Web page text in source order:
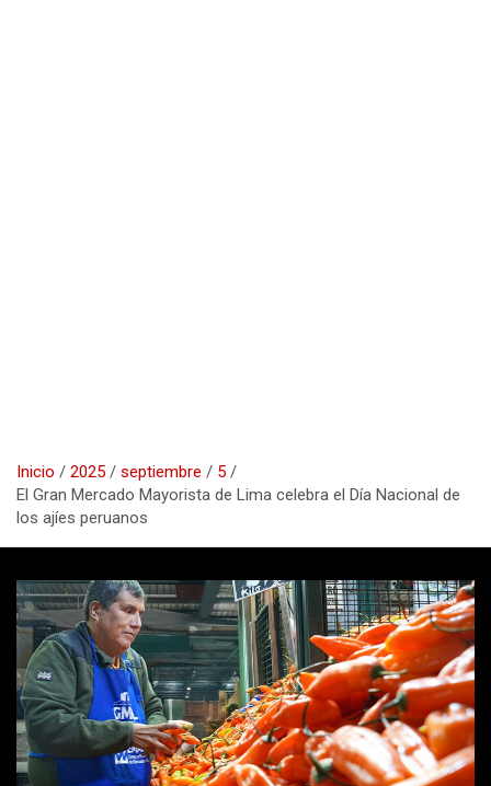
Inicio 2025 septiembre
5
El Gran Mercado Mayorista de Lima celebra el Día Nacional de
los ajíes peruanos